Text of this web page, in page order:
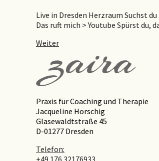
Live in Dresden Herzraum Suchst
Das ruft mich > Youtube Spürst du,
Weiter
Praxis für Coaching und Therapie
Jacqueline Horschig
Glasewaldtstraße 45
D-01277 Dresden
Telefon: